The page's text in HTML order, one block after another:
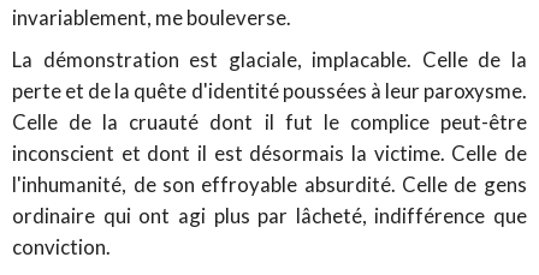
invariablement, me bouleverse.
La démonstration est glaciale, implacable. Celle de la
perte et de la quête d'identité poussées à leur paroxysme.
Celle de la cruauté dont il fut le complice peut-être
inconscient et dont il est désormais la victime. Celle de
l'inhumanité, de son effroyable absurdité. Celle de gens
ordinaire qui ont agi plus par lâcheté, indifférence que
conviction.